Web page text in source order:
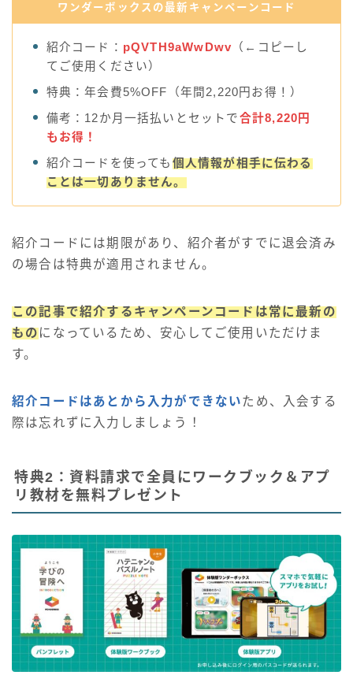
ワンダーボックスの最新キャンペーンコード
紹介コード： pQVTH9aWwDwv （←コピーし
てご使用ください）
特典：年会費5%OFF（年間2,220円お得！）
備考：12か月一括払いとセットで合計8,220円
もお得！
紹介コードを使っても 個人情報が相手に伝わる
ことは一切ありません。
紹介コードには期限があり、紹介者がすでに退会済み
の場合は特典が適用されません。
この記事で紹介するキャンペーンコードは常に最新の
もの になっているため、安心してご使用いただけま
す。
紹介コードはあとから入力ができないため、入会する
際は忘れずに入力しましょう！
特典2：資料請求で全員にワークブック＆アプ
リ教材を無料プレゼント